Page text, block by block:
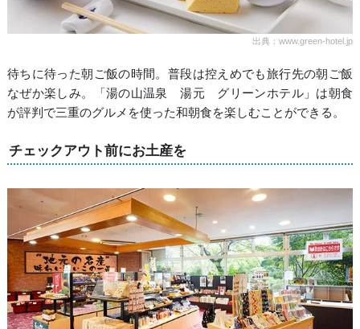
出典：www.green-hotel.jp
待ちに待った朝ご飯の時間。普段は控えめでも旅行先の朝ご飯
なぜか楽しみ。「湯の山温泉 湯元 グリーンホテル」は朝食
が評判で三重のグルメを使った和朝食を楽しむことができる。
チェックアウト前にお土産を